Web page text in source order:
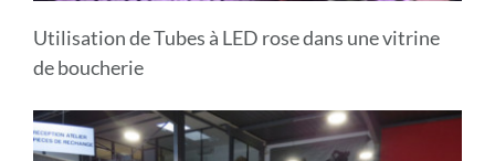
Utilisation de Tubes à LED rose dans une vitrine
de boucherie